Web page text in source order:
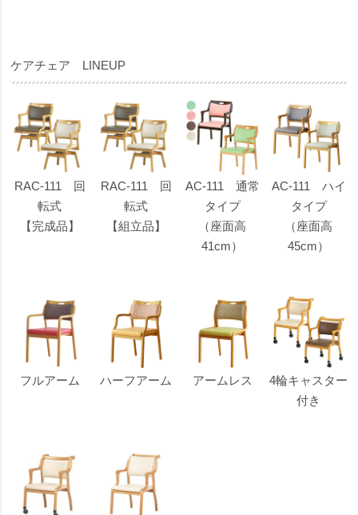
ケアチェア LINEUP
RAC-111 回
転式
【完成品】
RAC-111 回
転式
【組立品】
AC-111 通常
タイプ
（座面高
41cm）
AC-111 ハイ
タイプ
（座面高
45cm）
フルアーム ハーフアーム アームレス
4輪キャスター
付き